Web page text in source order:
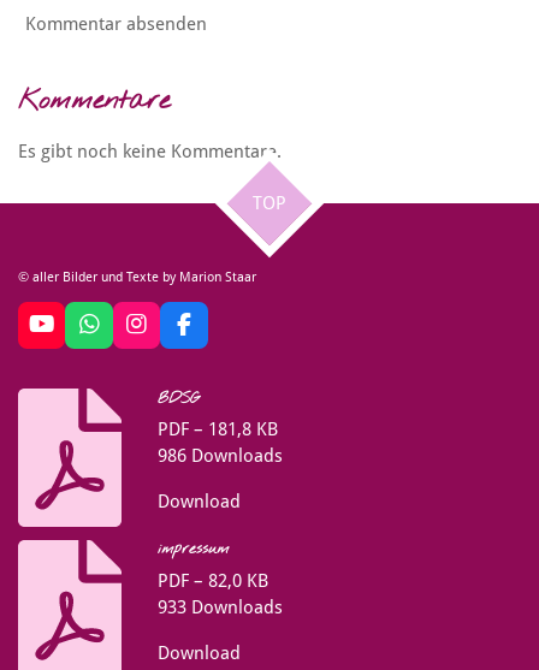
Kommentar absenden
Kommentare
Es gibt noch keine Kommentare.
TOP
© aller Bilder und Texte by Marion Staar
Y
o
W
h
s
p
I
n
F
a
e
b
o
o
BDSG
PDF – 181,8 KB
986 Downloads
Download
impressum
PDF – 82,0 KB
933 Downloads
Download